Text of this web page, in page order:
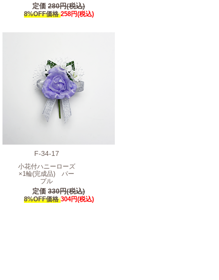
定価 280円(税込)
8%OFF価格258円(税込)
F-34-17
小花付ハニーローズ
×1輪(完成品) パー
プル
定価 330円(税込)
8%OFF価格304円(税込)